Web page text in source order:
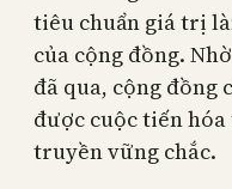
tiêu chuẩn giá trị
của cộng đồng.
đã qua, cộng đồng
được cuộc tiến
truyền vững chắc.